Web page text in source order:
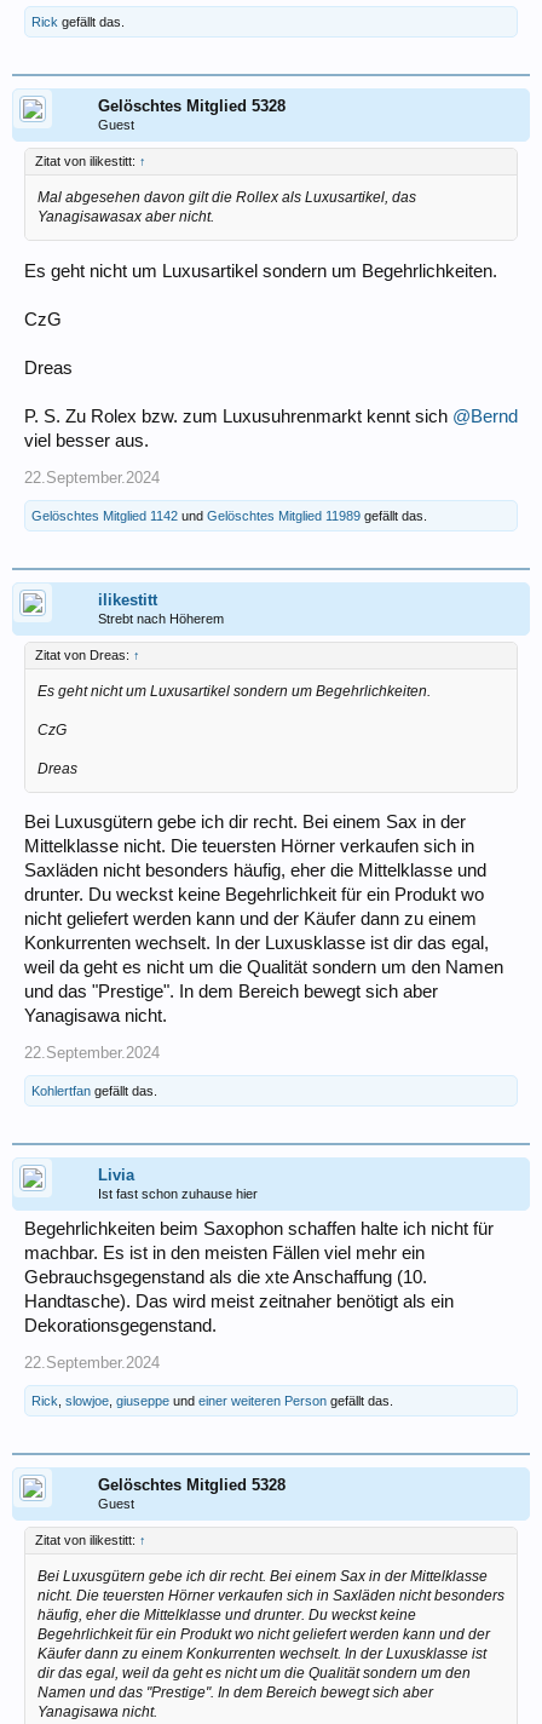
Rick gefällt das.
Gelöschtes Mitglied 5328
Guest
Zitat von ilikestitt: ↑
Mal abgesehen davon gilt die Rollex als Luxusartikel, das
Yanagisawasax aber nicht.
Es geht nicht um Luxusartikel sondern um Begehrlichkeiten.
CzG
Dreas
P. S. Zu Rolex bzw. zum Luxusuhrenmarkt kennt sich @Bernd
viel besser aus.
22.September.2024
Gelöschtes Mitglied 1142 und Gelöschtes Mitglied 11989 gefällt das.
ilikestitt
Strebt nach Höherem
Zitat von Dreas: ↑
Es geht nicht um Luxusartikel sondern um Begehrlichkeiten.
CzG
Dreas
Bei Luxusgütern gebe ich dir recht. Bei einem Sax in der
Mittelklasse nicht. Die teuersten Hörner verkaufen sich in
Saxläden nicht besonders häufig, eher die Mittelklasse und
drunter. Du weckst keine Begehrlichkeit für ein Produkt wo
nicht geliefert werden kann und der Käufer dann zu einem
Konkurrenten wechselt. In der Luxusklasse ist dir das egal,
weil da geht es nicht um die Qualität sondern um den Namen
und das "Prestige". In dem Bereich bewegt sich aber
Yanagisawa nicht.
22.September.2024
Kohlertfan gefällt das.
Livia
Ist fast schon zuhause hier
Begehrlichkeiten beim Saxophon schaffen halte ich nicht für
machbar. Es ist in den meisten Fällen viel mehr ein
Gebrauchsgegenstand als die xte Anschaffung (10.
Handtasche). Das wird meist zeitnaher benötigt als ein
Dekorationsgegenstand.
22.September.2024
Rick slowjoe giuseppe und einer weiteren Person gefällt das.
Gelöschtes Mitglied 5328
Guest
Zitat von ilikestitt: ↑
Bei Luxusgütern gebe ich dir recht. Bei einem Sax in der Mittelklasse
nicht. Die teuersten Hörner verkaufen sich in Saxläden nicht besonders
häufig, eher die Mittelklasse und drunter. Du weckst keine
Begehrlichkeit für ein Produkt wo nicht geliefert werden kann und der
Käufer dann zu einem Konkurrenten wechselt. In der Luxusklasse ist
dir das egal, weil da geht es nicht um die Qualität sondern um den
Namen und das "Prestige". In dem Bereich bewegt sich aber
Yanagisawa nicht.